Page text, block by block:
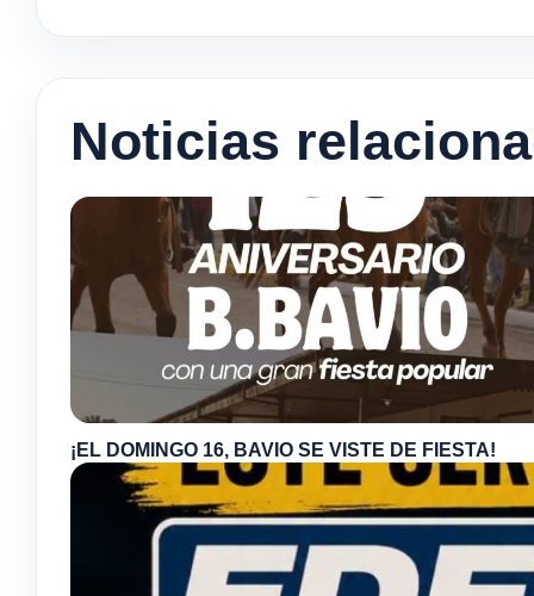
Noticias
¡EL DOMINGO 16, BAVIO SE VISTE DE FIESTA!